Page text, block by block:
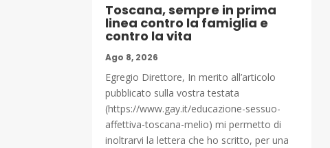
Toscana, sempre in prima
linea contro la famiglia e
contro la vita
Ago 8, 2026
Egregio Direttore, In merito all’articolo
pubblicato sulla vostra testata
(https://www.gay.it/educazione-sessuo-
affettiva-toscana-melio) mi permetto di
inoltrarvi la lettera che ho scritto, per una